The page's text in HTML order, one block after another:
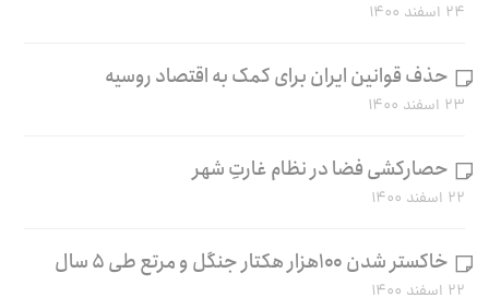
۲۴ اسفند ۱۴۰۰
حذف قوانین ایران برای کمک به اقتصاد روسیه
۲۳ اسفند ۱۴۰۰
حصارکشی فضا در نظام غارتِ شهر
۲۲ اسفند ۱۴۰۰
خاکستر شدن ۱۰۰هزار هکتار جنگل و مرتع طی ۵ سال
۲۲ اسفند ۱۴۰۰